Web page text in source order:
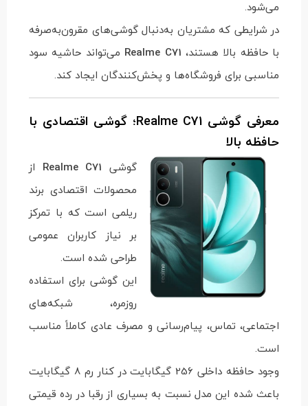
می‌شود.
در شرایطی که مشتریان به‌دنبال گوشی‌های مقرون‌به‌صرفه
با حافظه بالا هستند،
می‌تواند حاشیه سود
مناسبی برای فروشگاه‌ها و پخش‌کنندگان ایجاد کند.
معرفی گوشی Realme C71؛ گوشی اقتصادی با
حافظه بالا
گوشی Realme C71 از
محصولات اقتصادی برند
ریلمی است که با تمرکز
بر نیاز کاربران عمومی
طراحی شده است.
این گوشی برای استفاده
روزمره، شبکه‌های
اجتماعی، تماس، پیام‌رسانی و مصرف عادی کاملاً مناسب
است.
وجود حافظه داخلی 256 گیگابایت در کنار رم 8 گیگابایت
باعث شده این مدل نسبت به بسیاری از رقبا در رده قیمتی